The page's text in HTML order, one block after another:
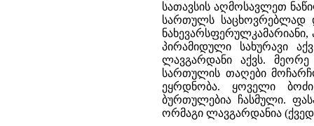
სათავსის აღმოსავლეთ
სართულს საცხოვრებლად
პირამიდული სახურავი
ლავგარდანი აქვს.
სართულის თაღები
ეყრდნობა. ყოველი
ბურთულებია ჩასმული.
ორმაგი ლავგარდანია